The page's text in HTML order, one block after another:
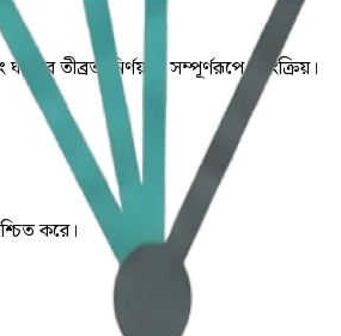
তীব্রতা নির্ণয় যা সম্পূর্ণরূপে স্বয়ংক্রিয়।
করে।